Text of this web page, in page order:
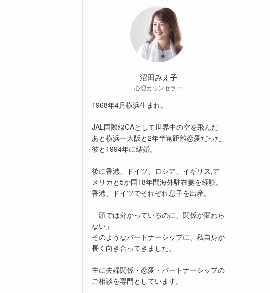
沼田みえ子
心理カウンセラー
1968年4月横浜生まれ。
JAL国際線CAとして世界中の空を飛んだ
あと横浜ー大阪と2年半遠距離恋愛だった
彼と1994年に結婚。
後に香港、ドイツ、ロシア、イギリス,ア
メリカと5か国18年間海外駐在妻を経験。
香港、ドイツでそれぞれ息子を出産。
「頭では分かっているのに、関係が変わら
ない」
そのようなパートナーシップに、私自身が
長く向き合ってきました。
主に夫婦関係・恋愛・パートナーシップの
ご相談を専門としています。